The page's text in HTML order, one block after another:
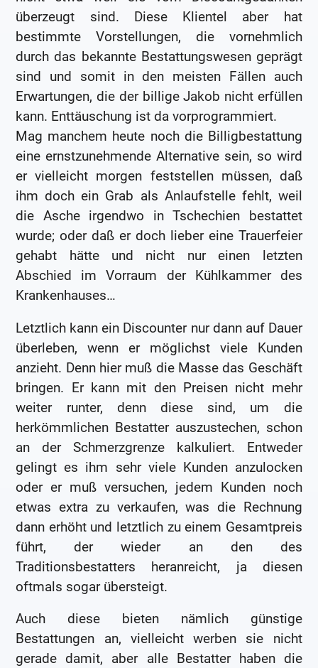
überzeugt sind. Diese Klientel aber hat
bestimmte Vorstellungen, die vornehmlich
durch das bekannte Bestattungswesen geprägt
sind und somit in den meisten Fällen auch
Erwartungen, die der billige Jakob nicht erfüllen
kann. Enttäuschung ist da vorprogrammiert.
Mag manchem heute noch die Billigbestattung
eine ernstzunehmende Alternative sein, so wird
er vielleicht morgen feststellen müssen, daß
ihm doch ein Grab als Anlaufstelle fehlt, weil
die Asche irgendwo in Tschechien bestattet
wurde; oder daß er doch lieber eine Trauerfeier
gehabt hätte und nicht nur einen letzten
Abschied im Vorraum der Kühlkammer des
Krankenhauses…
Letztlich kann ein Discounter nur dann auf Dauer
überleben, wenn er möglichst viele Kunden
anzieht. Denn hier muß die Masse das Geschäft
bringen. Er kann mit den Preisen nicht mehr
weiter runter, denn diese sind, um die
herkömmlichen Bestatter auszustechen, schon
an der Schmerzgrenze kalkuliert. Entweder
gelingt es ihm sehr viele Kunden anzulocken
oder er muß versuchen, jedem Kunden noch
etwas extra zu verkaufen, was die Rechnung
dann erhöht und letztlich zu einem Gesamtpreis
führt, der wieder an den des
Traditionsbestatters heranreicht, ja diesen
oftmals sogar übersteigt.
Auch diese bieten nämlich günstige
Bestattungen an, vielleicht werben sie nicht
gerade damit, aber alle Bestatter haben die